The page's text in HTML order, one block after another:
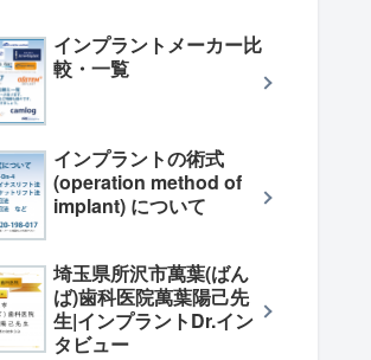
インプラントメーカー比
較・一覧
インプラントの術式
(operation method of
implant) について
埼玉県所沢市萬葉(ばん
ば)歯科医院萬葉陽己先
生|インプラントDr.イン
タビュー